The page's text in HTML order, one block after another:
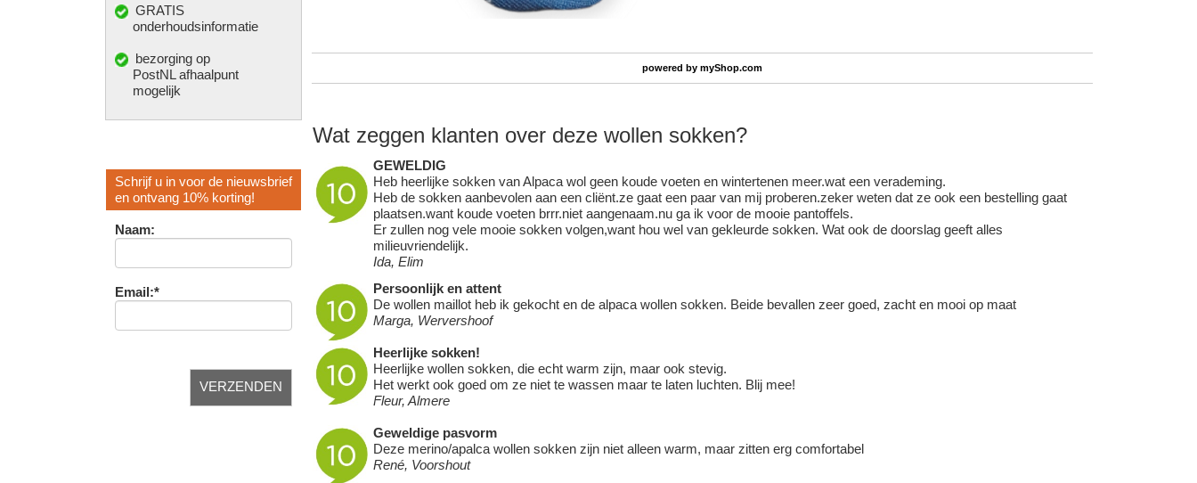
GRATIS
onderhoudsinformatie
bezorging op
PostNL afhaalpunt
mogelijk
Schrijf u in voor de nieuwsbrief
en ontvang 10% korting!
Naam:
Email:*
powered bymyShop.com
Wat zeggen klanten over deze wollen sokken?
GEWELDIG
Heb heerlijke sokken van Alpaca wol geen koude voeten en wintertenen meer.wat een verademing.
Heb de sokken aanbevolen aan een cliënt.ze gaat een paar van mij proberen.zeker weten dat ze ook een bestelling gaat
plaatsen.want koude voeten brrr.niet aangenaam.nu ga ik voor de mooie pantoffels.
Er zullen nog vele mooie sokken volgen,want hou wel van gekleurde sokken. Wat ook de doorslag geeft alles
milieuvriendelijk.
Ida, Elim
Persoonlijk en attent
De wollen maillot heb ik gekocht en de alpaca wollen sokken. Beide bevallen zeer goed, zacht en mooi op maat
Marga, Wervershoof
Heerlijke sokken!
Heerlijke wollen sokken, die echt warm zijn, maar ook stevig.
Het werkt ook goed om ze niet te wassen maar te laten luchten. Blij mee!
Fleur, Almere
Geweldige pasvorm
Deze merino/apalca wollen sokken zijn niet alleen warm, maar zitten erg comfortabel
René, Voorshout